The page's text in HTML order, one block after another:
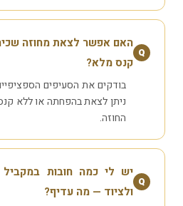
Q
האם אפשר לצאת מחוזה
קנס מלא?
בודקים את הסעיפים
ניתן לצאת בהפחתה או ללא
החוזה.
Q
יש לי כמה חובות
ולציוד — מה עדיף?